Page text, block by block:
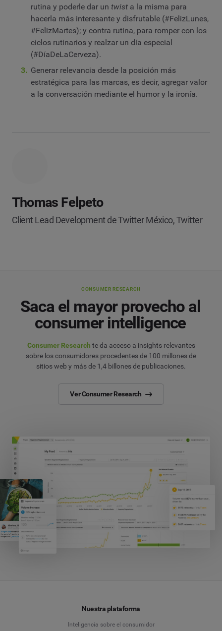
rutina y poderle dar untwist a la misma para
hacerla más interesante y disfrutable (#FelizLunes,
#FelizMartes); y contra rutina, para romper con los
ciclos rutinarios y realzar un día especial
(#DíaDeLaCerveza).
Generar relevancia desde la posición más
estratégica para las marcas, es decir, agregar valor
a la conversación mediante el humor y la ironía.
Thomas Felpeto
Client Lead Development de Twitter México, Twitter
CONSUMER RESEARCH
Saca el mayor provecho al
consumer intelligence
Consumer Research te da acceso a insights relevantes
sobre los consumidores procedentes de 100 millones de
sitios web y más de 1,4 billones de publicaciones.
Ver Consumer Research
Nuestra plataforma
Inteligencia sobre el consumidor